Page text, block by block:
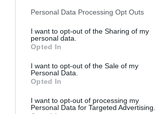
Personal Data Processing Opt Outs
I want to opt-out of the Sharing of my
personal data.
Opted In
I want to opt-out of the Sale of my
Personal Data.
Opted In
I want to opt-out of processing my
Personal Data for Targeted Advertising.